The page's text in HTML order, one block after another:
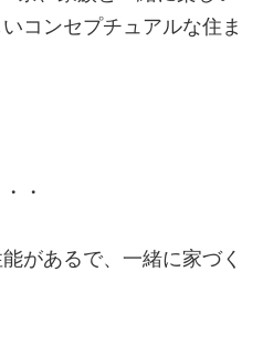
コンセプチュアルな住ま
・
があるで、一緒に家づく